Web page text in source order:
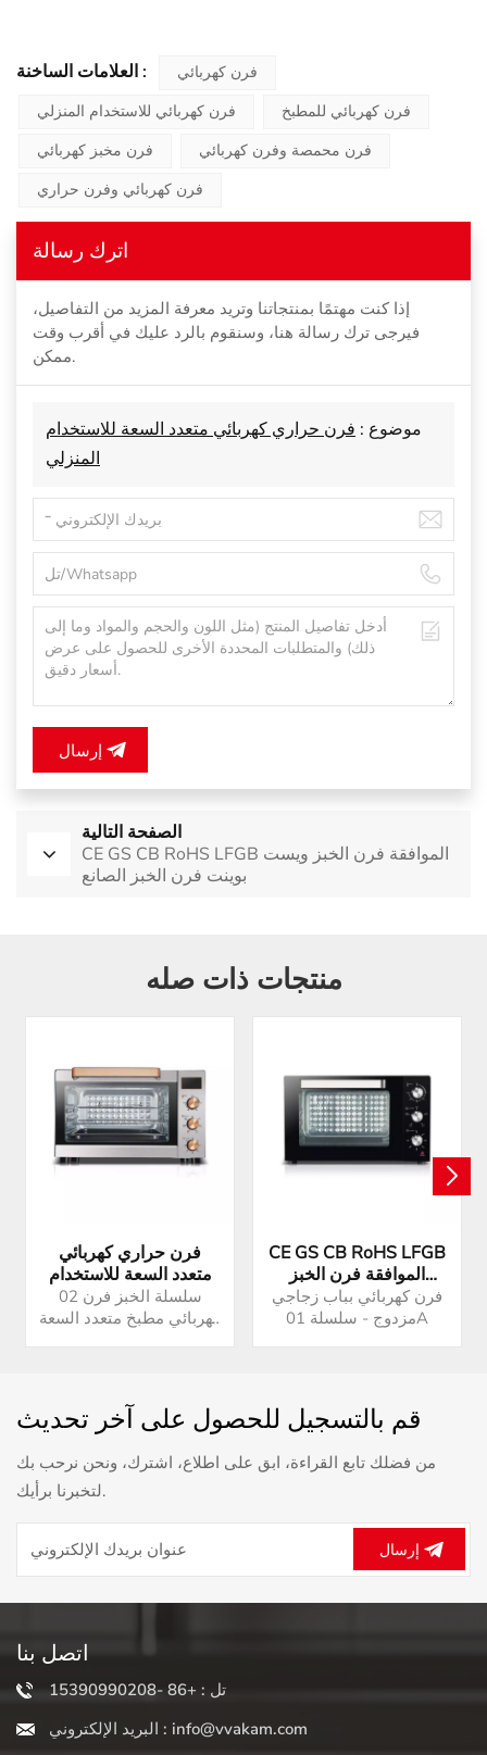
العلامات الساخنة :
فرن كهربائي
فرن كهربائي للاستخدام المنزلي
فرن كهربائي للمطبخ
فرن مخبز كهربائي
فرن محمصة وفرن كهربائي
فرن كهربائي وفرن حراري
اترك رسالة
إذا كنت مهتمًا بمنتجاتنا وتريد معرفة المزيد من التفاصيل،
فيرجى ترك رسالة هنا، وسنقوم بالرد عليك في أقرب وقت
ممكن.
موضوع : فرن حراري كهربائي متعدد السعة للاستخدام
المنزلي
إرسال
الصفحة التالية
CE GS CB RoHS LFGB الموافقة فرن الخبز ويست
بوينت فرن الخبز الصانع
منتجات ذات صله
فرن حراري كهربائي
متعدد السعة للاستخدام
المنزلي
02 سلسلة الخبز فرن
كهربائي مطبخ متعدد السعة
CE GS CB RoHS LFGB
الموافقة فرن الخبز
ويست بوينت فرن الخبز
الصانع
فرن كهربائي بباب زجاجي
مزدوج - سلسلة 01A
قم بالتسجيل للحصول على آخر تحديث
من فضلك تابع القراءة، ابق على اطلاع، اشترك، ونحن نرحب بك
لتخبرنا برأيك.
إرسال
اتصل بنا
تل : +86 -15390990208
البريد الإلكتروني : info@vvakam.com